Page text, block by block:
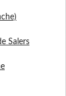
Salers